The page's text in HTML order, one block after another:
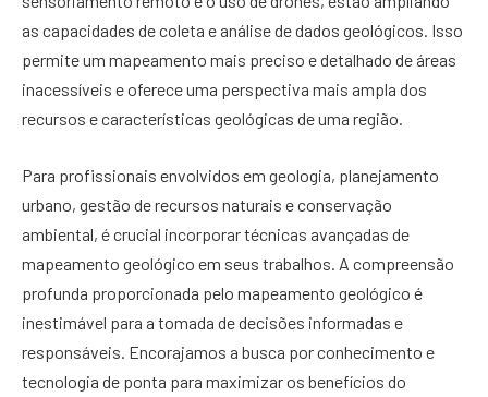
as capacidades de coleta e análise de dados geológicos. Isso
permite um mapeamento mais preciso e detalhado de áreas
inacessíveis e oferece uma perspectiva mais ampla dos
recursos e características geológicas de uma região.
Para profissionais envolvidos em geologia, planejamento
urbano, gestão de recursos naturais e conservação
ambiental, é crucial incorporar técnicas avançadas de
mapeamento geológico em seus trabalhos. A compreensão
profunda proporcionada pelo mapeamento geológico é
inestimável para a tomada de decisões informadas e
responsáveis. Encorajamos a busca por conhecimento e
tecnologia de ponta para maximizar os benefícios do